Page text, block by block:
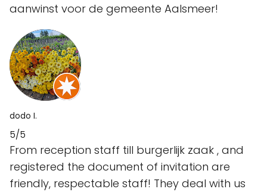
aanwinst voor de gemeente Aalsmeer!
dodo I.
5/5
From reception staff till burgerlijk zaak , and
registered the document of invitation are
friendly, respectable staff! They deal with us